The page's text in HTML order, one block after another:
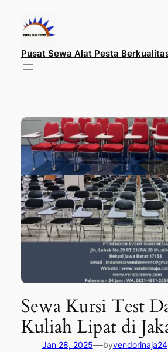
konten
Pusat Sewa Alat Pesta
Sewa Kursi Test
Kuliah Lipat di
Jan 28, 2025—byvendorinaja24